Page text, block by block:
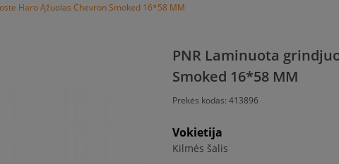
Haro Ąžuolas Chevron Smoked 16*58 MM
PNR Laminuota
Smoked 16*58 MM
Prekės kodas: 413896
Vokietija
Kilmės šalis